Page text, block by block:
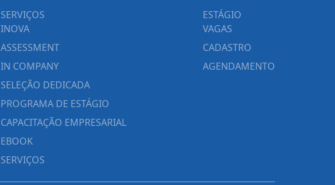
SERVIÇOS
INOVA
ASSESSMENT
IN COMPANY
SELEÇÃO DEDICADA
PROGRAMA DE ESTÁGIO
CAPACITAÇÃO EMPRESARIAL
EBOOK
SERVIÇOS
ESTÁGIO
VAGAS
CADASTRO
AGENDAMENTO